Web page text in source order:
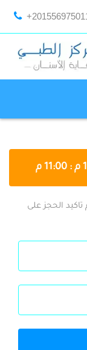
م
الحجز على